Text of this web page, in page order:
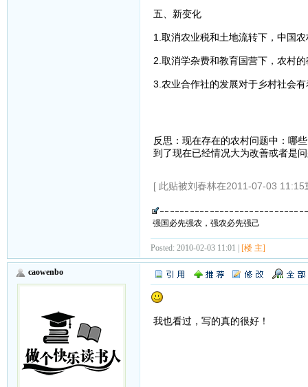
五、新变化
1.取消农业税和土地流转下，中国
2.取消学杂费和教育国营下，农村
3.农业合作社的发展对于乡村社会
反思：现在存在的农村问题中：哪
到了现在已经情况大为改善或者是
[ 此贴被刘春林在2011-07-03 11:15
强国必先强农，强农必先强己
Posted: 2010-02-03 11:01 | [楼 主]
caowenbo
我也看过，写的真的很好！